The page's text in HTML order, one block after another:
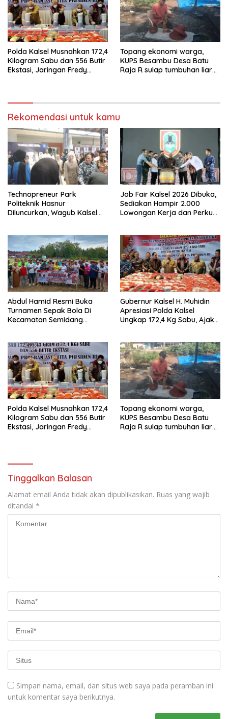
Polda Kalsel Musnahkan 172,4
Kilogram Sabu dan 556 Butir
Ekstasi, Jaringan Fredy
Topang ekonomi warga,
KUPS Besambu Desa Batu
Raja R sulap tumbuhan liar
Rekomendasi untuk kamu
Technopreneur Park
Politeknik Hasnur
Diluncurkan, Wagub Kalsel
Job Fair Kalsel 2026 Dibuka,
Sediakan Hampir 2.000
Lowongan Kerja dan Perkuat
Abdul Hamid Resmi Buka
Turnamen Sepak Bola Di
Kecamatan Semidang
Tahun 2026
Gubernur Kalsel H. Muhidin
Apresiasi Polda Kalsel
Ungkap 172,4 Kg Sabu, Ajak
Polda Kalsel Musnahkan 172,4
Kilogram Sabu dan 556 Butir
Ekstasi, Jaringan Fredy
Topang ekonomi warga,
KUPS Besambu Desa Batu
Raja R sulap tumbuhan liar
Tinggalkan Balasan
Alamat email Anda tidak akan dipublikasikan. Ruas yang wajib
ditandai *
Simpan nama, email, dan situs web saya pada peramban ini
untuk komentar saya berikutnya.